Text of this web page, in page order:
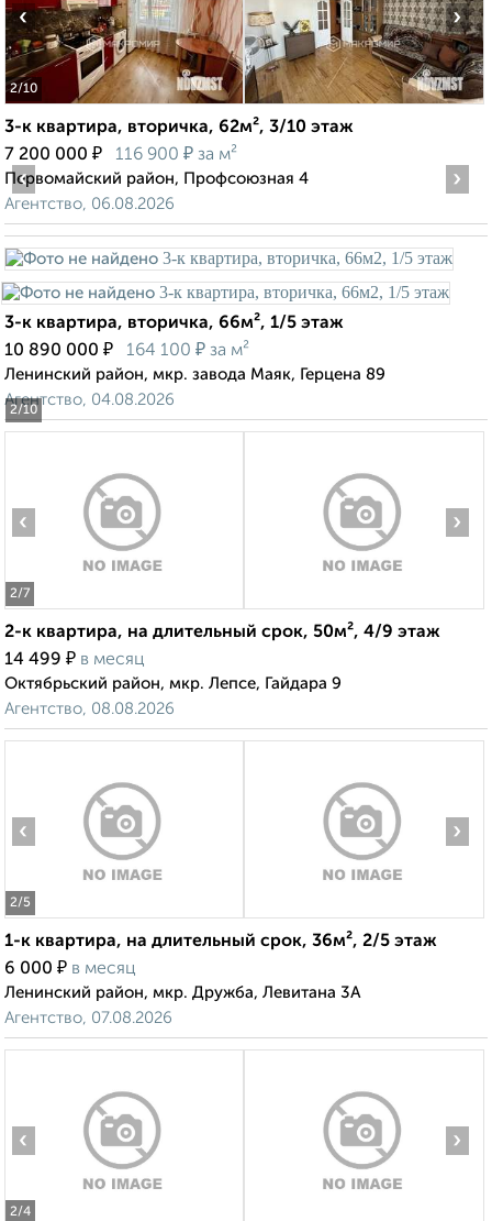
2/10
‹ ›
3-к квартира, вторичка, 62м², 3/10 этаж
7 200 000 ₽ 116 900 ₽ за м²
Первомайский район, Профсоюзная 4
Агентство, 06.08.2026
2/10
‹ ›
3-к квартира, вторичка, 66м², 1/5 этаж
10 890 000 ₽ 164 100 ₽ за м²
Ленинский район, мкр. завода Маяк, Герцена 89
Агентство, 04.08.2026
2/7
‹ ›
2-к квартира, на длительный срок, 50м², 4/9 этаж
14 499 ₽ в месяц
Октябрьский район, мкр. Лепсе, Гайдара 9
Агентство, 08.08.2026
2/5
‹ ›
1-к квартира, на длительный срок, 36м², 2/5 этаж
6 000 ₽ в месяц
Ленинский район, мкр. Дружба, Левитана 3А
Агентство, 07.08.2026
2/4
‹ ›